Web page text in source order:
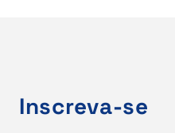
Inscreva-se